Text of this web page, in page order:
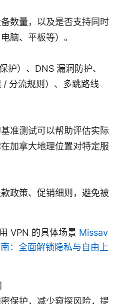
数量，以及是否支持同时
脑、平板等）。
护）、DNS 漏洞防护、
/ 分流规则）、多跳路线
准测试可以帮助评估实际
加拿大地理位置对特定服
政策、促销细则，避免被
VPN 的具体场景 Missav
：全面解锁隐私与自由上
保护，减少窥探风险，提